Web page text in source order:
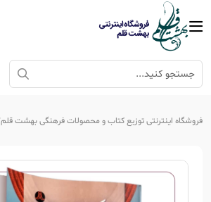
فروشگاه اینترنتی توزیع کتاب و محصولات فرهنگی بهشت قلم